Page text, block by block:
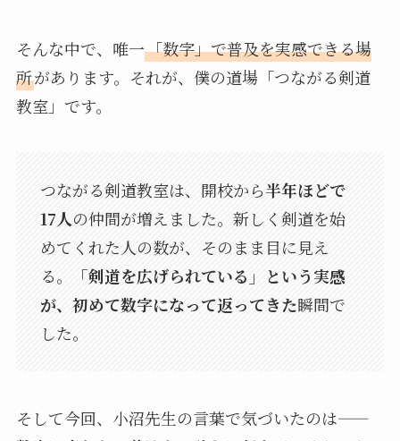
そんな中で、唯一「数字」で普及を実感できる場
所があります。それが、僕の道場「つながる剣道
教室」です。
つながる剣道教室は、開校から半年ほどで
17人の仲間が増えました。新しく剣道を始
めてくれた人の数が、そのまま目に見え
る。
「剣道を広げられている」という実感
が、初めて数字になって返ってきた瞬間で
した。
そして今回、小沼先生の言葉で気づいたのは——